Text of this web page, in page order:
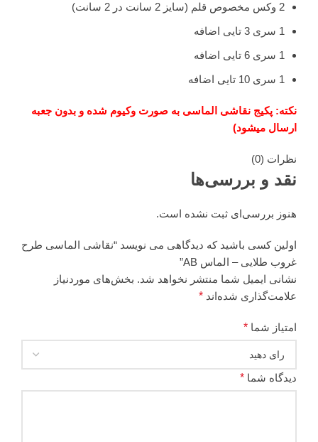
2 وکس مخصوص قلم (سایز 2 سانت در 2 سانت)
1 سری 3 تایی اضافه
1 سری 6 تایی اضافه
1 سری 10 تایی اضافه
نکته: پکیج نقاشی الماسی به صورت وکیوم شده و بدون جعبه
ارسال میشود)
نظرات (0)
نقد و بررسی‌ها
هنوز بررسی‌ای ثبت نشده است.
اولین کسی باشید که دیدگاهی می نویسد “نقاشی الماسی طرح
غروب طلایی – الماس AB”
نشانی ایمیل شما منتشر نخواهد شد. بخش‌های موردنیاز
علامت‌گذاری شده‌اند *
امتیاز شما *
دیدگاه شما *